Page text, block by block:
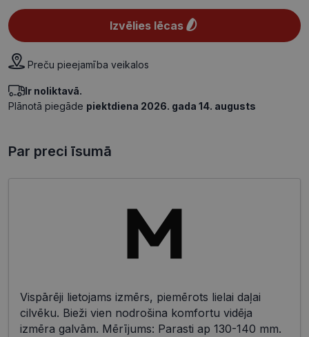
Izvēlies lēcas
Preču pieejamība veikalos
Ir noliktavā.
Plānotā piegāde piektdiena 2026. gada 14. augusts
Par preci īsumā
Vispārēji lietojams izmērs, piemērots lielai daļai
cilvēku. Bieži vien nodrošina komfortu vidēja
izmēra galvām. Mērījums: Parasti ap 130-140 mm.